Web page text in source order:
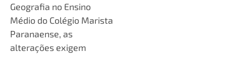
Geografia no Ensino
Médio do Colégio Marista
Paranaense, as
alterações exigem